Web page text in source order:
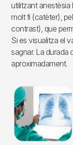
utilitzant anestèsia
molt fi (catèter),
contrast), que
Si es visualitza el
sagnar. La durada
aproximadament.